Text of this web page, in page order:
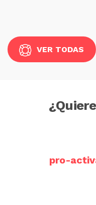
VER TODAS
pro-